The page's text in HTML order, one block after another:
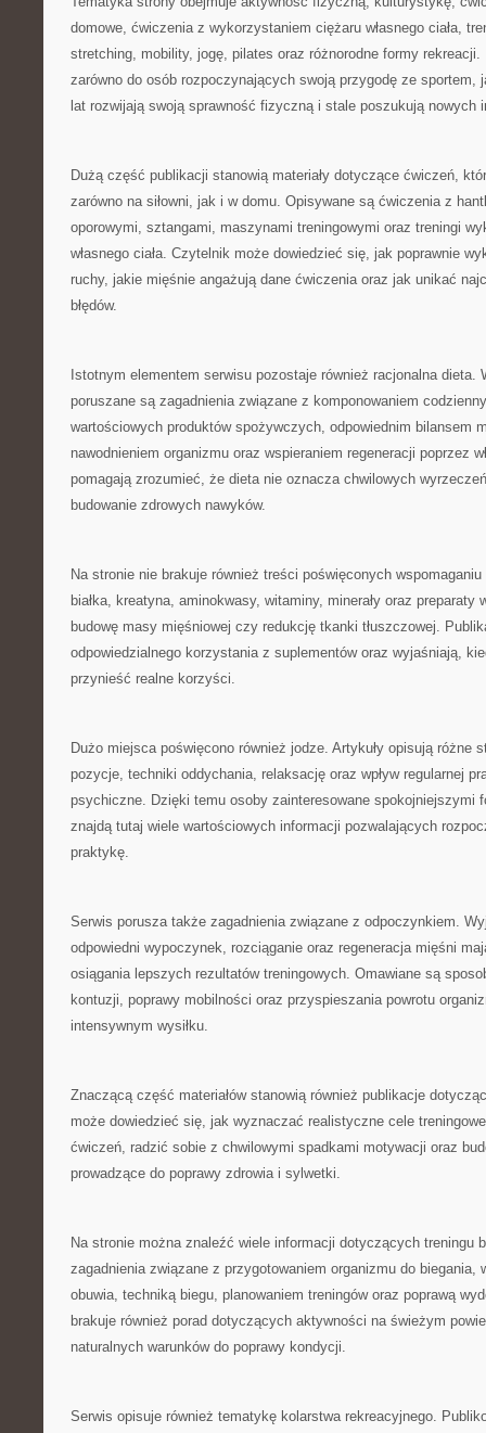
domowe, ćwiczenia z wykorzystaniem ciężaru własnego ciała,
stretching, mobility, jogę, pilates oraz różnorodne formy
zarówno do osób rozpoczynających swoją przygodę ze sportem,
lat rozwijają swoją sprawność fizyczną i stale poszukują nowych
Dużą część publikacji stanowią materiały dotyczące ćwiczeń,
zarówno na siłowni, jak i w domu. Opisywane są ćwiczenia z
oporowymi, sztangami, maszynami treningowymi oraz treningi
własnego ciała. Czytelnik może dowiedzieć się, jak poprawnie
ruchy, jakie mięśnie angażują dane ćwiczenia oraz jak unikać
błędów.
Istotnym elementem serwisu pozostaje również racjonalna dieta.
poruszane są zagadnienia związane z komponowaniem
wartościowych produktów spożywczych, odpowiednim bilansem
nawodnieniem organizmu oraz wspieraniem regeneracji poprzez
pomagają zrozumieć, że dieta nie oznacza chwilowych
budowanie zdrowych nawyków.
Na stronie nie brakuje również treści poświęconych
białka, kreatyna, aminokwasy, witaminy, minerały oraz preparaty
budowę masy mięśniowej czy redukcję tkanki tłuszczowej.
odpowiedzialnego korzystania z suplementów oraz wyjaśniają,
przynieść realne korzyści.
Dużo miejsca poświęcono również jodze. Artykuły opisują różne
pozycje, techniki oddychania, relaksację oraz wpływ regularnej
psychiczne. Dzięki temu osoby zainteresowane spokojniejszymi
znajdą tutaj wiele wartościowych informacji pozwalających
praktykę.
Serwis porusza także zagadnienia związane z odpoczynkiem.
odpowiedni wypoczynek, rozciąganie oraz regeneracja mięśni
osiągania lepszych rezultatów treningowych. Omawiane są
kontuzji, poprawy mobilności oraz przyspieszania powrotu
intensywnym wysiłku.
Znaczącą część materiałów stanowią również publikacje
może dowiedzieć się, jak wyznaczać realistyczne cele
ćwiczeń, radzić sobie z chwilowymi spadkami motywacji oraz
prowadzące do poprawy zdrowia i sylwetki.
Na stronie można znaleźć wiele informacji dotyczących treningu
zagadnienia związane z przygotowaniem organizmu do biegania,
obuwia, techniką biegu, planowaniem treningów oraz poprawą
brakuje również porad dotyczących aktywności na świeżym
naturalnych warunków do poprawy kondycji.
Serwis opisuje również tematykę kolarstwa rekreacyjnego.